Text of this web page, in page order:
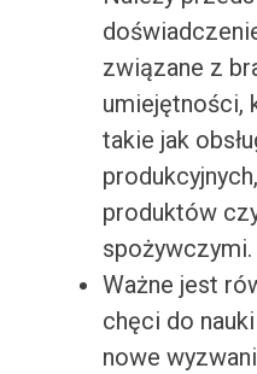
związane z
umiejętności,
takie jak
produktów
spożywczymi.
Ważne jest
chęci do
nowe